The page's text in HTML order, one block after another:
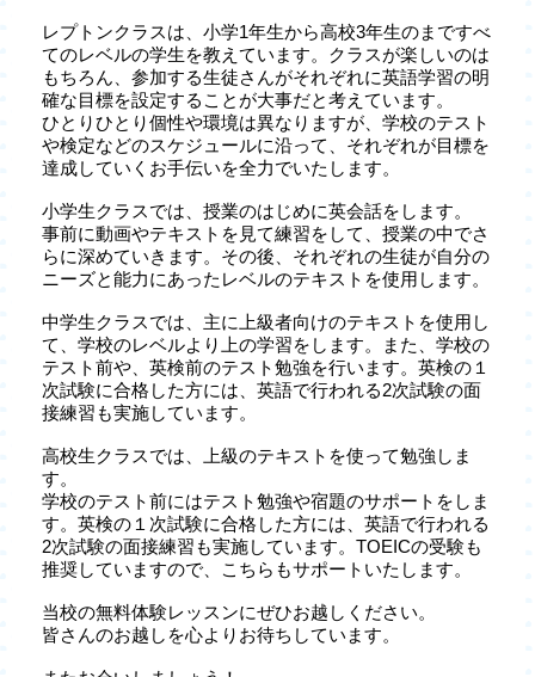
レプトンクラスは、小学1年生から高校3年生のまですべ
てのレベルの学生を教えています。クラスが楽しいのは
もちろん、参加する生徒さんがそれぞれに英語学習の明
確な目標を設定することが大事だと考えています。
ひとりひとり個性や環境は異なりますが、学校のテスト
や検定などのスケジュールに沿って、それぞれが目標を
達成していくお手伝いを全力でいたします。
小学生クラスでは、授業のはじめに英会話をします。
事前に動画やテキストを見て練習をして、授業の中でさ
らに深めていきます。その後、それぞれの生徒が自分の
ニーズと能力にあったレベルのテキストを使用します。
中学生クラスでは、主に上級者向けのテキストを使用し
て、学校のレベルより上の学習をします。また、学校の
テスト前や、英検前のテスト勉強を行います。英検の１
次試験に合格した方には、英語で行われる2次試験の面
接練習も実施しています。
高校生クラスでは、上級のテキストを使って勉強しま
す。
学校のテスト前にはテスト勉強や宿題のサポートをしま
す。英検の１次試験に合格した方には、英語で行われる
2次試験の面接練習も実施しています。TOEICの受験も
推奨していますので、こちらもサポートいたします。
当校の無料体験レッスンにぜひお越しください。
皆さんのお越しを心よりお待ちしています。